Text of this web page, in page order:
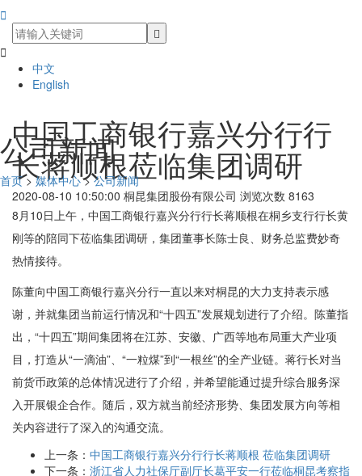


中文
English
公司新闻
首页>媒体中心>公司新闻
中国工商银行嘉兴分行行
长蒋顺根莅临集团调研
2020-08-10 10:50:00 桐昆集团股份有限公司 浏览次数 8163
8月10日上午，中国工商银行嘉兴分行行长蒋顺根在桐乡支行行长黄
刚等的陪同下莅临集团调研，集团董事长陈士良、财务总监费妙奇
热情接待。
陈董向中国工商银行嘉兴分行一直以来对桐昆的大力支持表示感
谢，并就集团当前运行情况和“十四五”发展规划进行了介绍。陈董指
出，“十四五”期间集团将在江苏、安徽、广西等地布局重大产业项
目，打造从“一滴油”、“一粒煤”到“一根丝”的全产业链。蒋行长对当
前货币政策的总体情况进行了介绍，并希望能通过提升综合服务深
入开展银企合作。随后，双方就当前经济形势、集团发展方向等相
关内容进行了深入的沟通交流。
上一条： 中国工商银行嘉兴分行行长蒋顺根 莅临集团调研
下一条： 浙江省人力社保厅副厅长葛平安一行莅临桐昆考察指